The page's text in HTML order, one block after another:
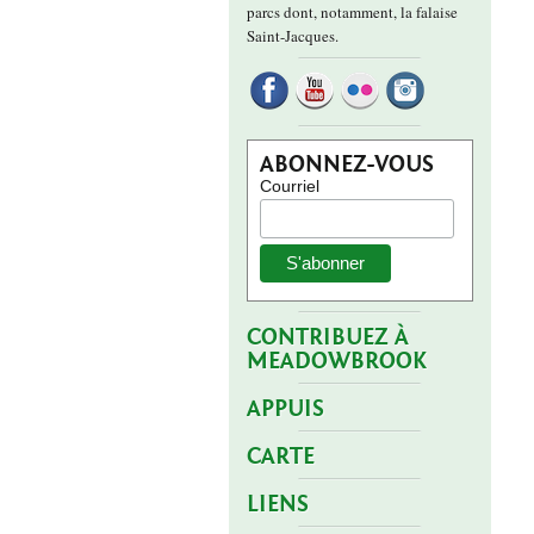
parcs dont, notamment, la falaise
Saint-Jacques.
ABONNEZ-VOUS
Courriel
CONTRIBUEZ À
MEADOWBROOK
APPUIS
CARTE
LIENS